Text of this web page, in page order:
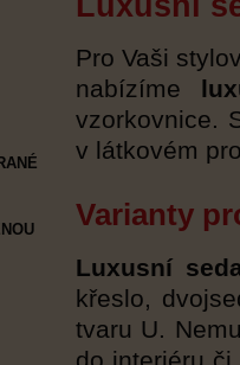
Pro Vaši
nabízíme
vzorkovnice.
v látkovém
Varianty
Luxusní
křeslo,
tvaru U.